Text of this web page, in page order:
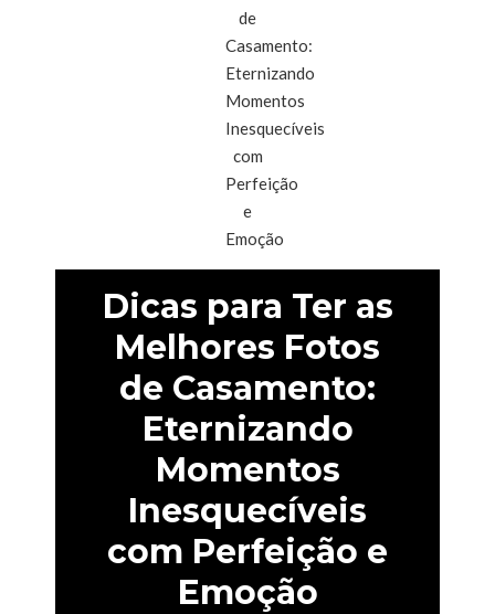
Dicas para Ter as
Melhores Fotos
de Casamento:
Eternizando
Momentos
Inesquecíveis
com Perfeição e
Emoção